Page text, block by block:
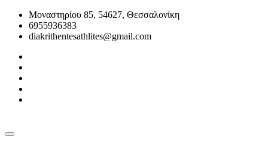
Μοναστηρίου 85, 54627, Θεσσαλονίκη
6955936383
diakrithentesathlites@gmail.com